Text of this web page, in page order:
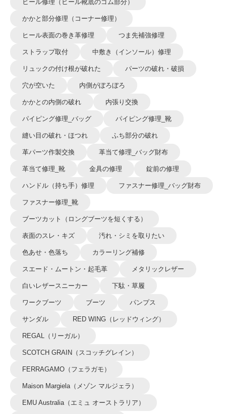
ヒール修理（ヒール靴底のゴム部分）
かかと部分修理（コーナー修理）
ヒール表面の巻き革修理 つま先補強修理
ストラップ取付 中敷き（インソール）修理
リュックの付け根が破れた パーツの破れ・破損
穴が空いた 内側がぼろぼろ
かかとの内側の破れ 内張り交換
パイピング修理_バッグ パイピング修理_靴
縫い目の破れ・ほつれ ふち部分の破れ
革パーツ作製交換 革当て修理_バッグ財布
革当て修理_靴 金具の修理 錠前の修理
ハンドル（持ち手）修理 ファスナー修理_バッグ財布
ファスナー修理_靴
ブーツカット（ロングブーツを短くする）
表面のスレ・キズ 汚れ・シミを取りたい
色あせ・色落ち カラーリング補修
スエード・ムートン・起毛革 メタリックレザー
白いレザースニーカー 下駄・草履
ワークブーツ ブーツ パンプス
サンダル RED WING（レッドウィング）
REGAL（リーガル）
SCOTCH GRAIN（スコッチグレイン）
FERRAGAMO（フェラガモ）
Maison Margiela（メゾン マルジェラ）
EMU Australia（エミュ オーストラリア）